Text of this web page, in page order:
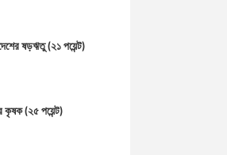
ষড়ঋতু (২১ পয়েন্ট)
কৃষক (২৫ পয়েন্ট)